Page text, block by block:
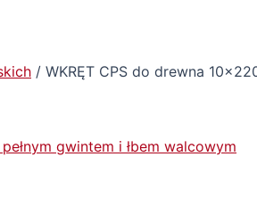
/ WKRĘT CPS do drewna
gwintem i łbem walcowym